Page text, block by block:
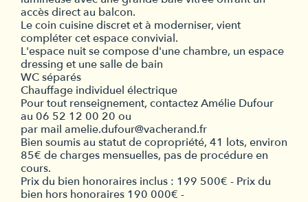
accès direct au balcon.
Le coin cuisine discret et à moderniser, vient
compléter cet espace convivial.
L'espace nuit se compose d'une chambre, un espace
dressing et une salle de bain
WC séparés
Chauffage individuel électrique
Pour tout renseignement, contactez Amélie Dufour
au 06 52 12 00 20 ou
par mail amelie.dufour@vacherand.fr
Bien soumis au statut de copropriété, 41 lots, environ
85€ de charges mensuelles, pas de procédure en
cours.
Prix du bien honoraires inclus : 199 500€ - Prix du
bien hors honoraires 190 000€ -